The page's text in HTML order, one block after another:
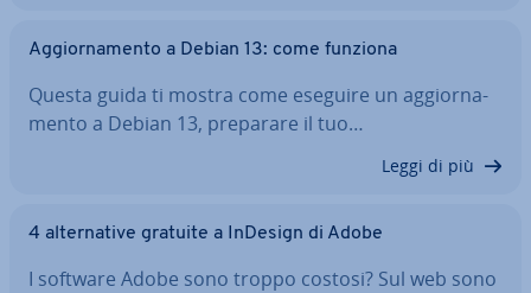
Ag­gior­na­men­to a Debian 13: come funziona
Questa guida ti mostra come eseguire un ag­gior­na­
men­to a Debian 13, preparare il tuo…
Leggi di più
4 al­ter­na­ti­ve gratuite a InDesign di Adobe
I software Adobe sono troppo costosi? Sul web sono